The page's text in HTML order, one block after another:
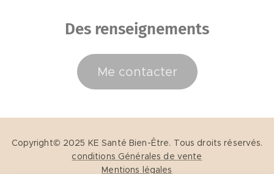
Des renseignements
Me contacter
Copyright© 2025 KE Santé Bien-Être. Tous droits réservés.
conditions Générales de vente
Mentions légales